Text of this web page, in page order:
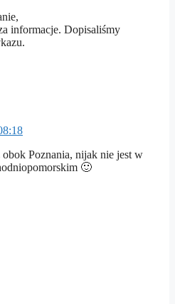
informacje. Dopisaliśmy
obok Poznania, nijak nie jest w
🙂